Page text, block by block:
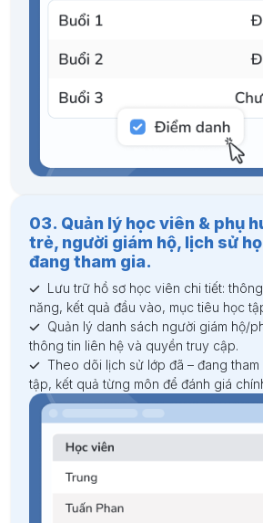
03. Quản lý học viên & phụ
trẻ, người giám hộ, lịch sử
đang tham gia.
Lưu trữ hồ sơ học viên chi tiết:
năng, kết quả đầu vào, mục tiêu học
Quản lý danh sách người giám hộ/
thông tin liên hệ và quyền truy cập.
Theo dõi lịch sử lớp đã – đang
tập, kết quả từng môn để đánh giá